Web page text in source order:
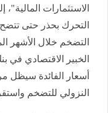
الاستثمارات
التحرك بحذر حتى
التضخم خلال الأشهر
الخبير الاقتصادي
أسعار الفائدة سيظل
النزولي للتضخم